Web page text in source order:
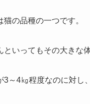
猫の品種の一つです。
といってもその大きな
3～4㎏程度なのに対し